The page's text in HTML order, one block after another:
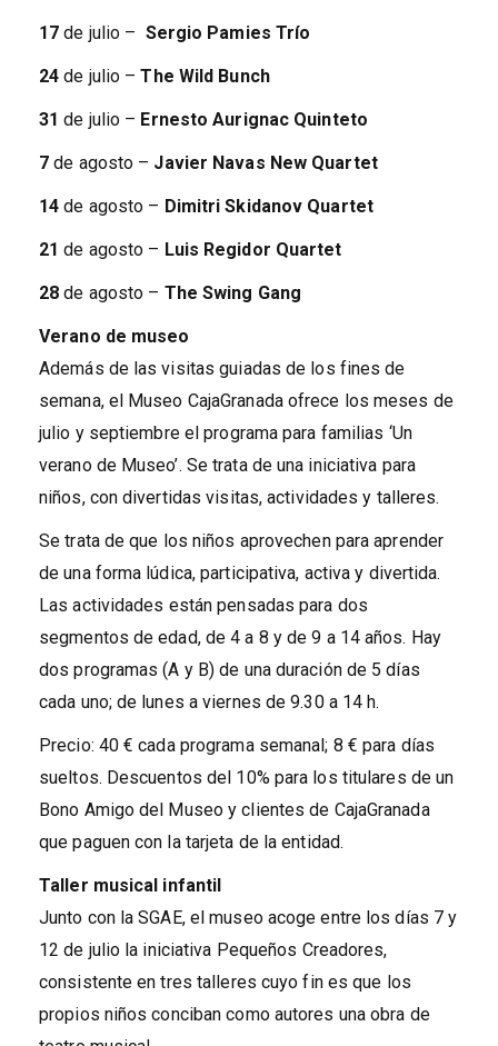
17de julio – Sergio Pamies Trío
24de julio – The Wild Bunch
31de julio – Ernesto Aurignac Quinteto
7de agosto – Javier Navas New Quartet
14de agosto – Dimitri Skidanov Quartet
21de agosto – Luis Regidor Quartet
28de agosto – The Swing Gang
Verano de museo
Además de las visitas guiadas de los fines de
semana, el Museo CajaGranada ofrece los meses de
julio y septiembre el programa para familias ‘Un
verano de Museo’. Se trata de una iniciativa para
niños, con divertidas visitas, actividades y talleres.
Se trata de que los niños aprovechen para aprender
de una forma lúdica, participativa, activa y divertida.
Las actividades están pensadas para dos
segmentos de edad, de 4 a 8 y de 9 a 14 años. Hay
dos programas (A y B) de una duración de 5 días
cada uno; de lunes a viernes de 9.30 a 14 h.
Precio: 40 € cada programa semanal; 8 € para días
sueltos. Descuentos del 10% para los titulares de un
Bono Amigo del Museo y clientes de CajaGranada
que paguen con la tarjeta de la entidad.
Taller musical infantil
Junto con la SGAE, el museo acoge entre los días 7 y
12 de julio la iniciativa Pequeños Creadores,
consistente en tres talleres cuyo fin es que los
propios niños conciban como autores una obra de